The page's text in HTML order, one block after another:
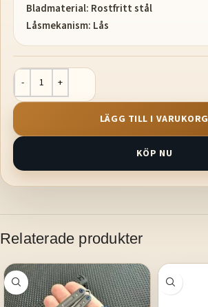
Bladmaterial: Rostfritt stål
Låsmekanism: Lås
LÄGG TILL I VARUKORG
KÖP NU
Relaterade produkter